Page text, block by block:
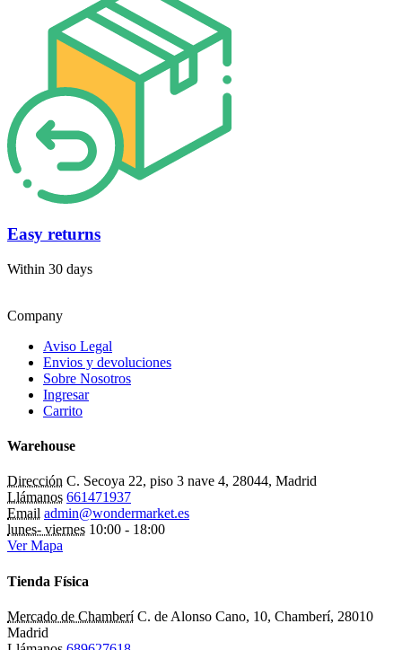
Easy returns
Within 30 days
Company
Aviso Legal
Envios y devoluciones
Sobre Nosotros
Ingresar
Carrito
Warehouse
Dirección C. Secoya 22, piso 3 nave 4, 28044, Madrid
Llámanos 661471937
Email admin@wondermarket.es
lunes- viernes 10:00 - 18:00
Ver Mapa
Tienda Física
Mercado de Chamberí C. de Alonso Cano, 10, Chamberí, 28010
Madrid